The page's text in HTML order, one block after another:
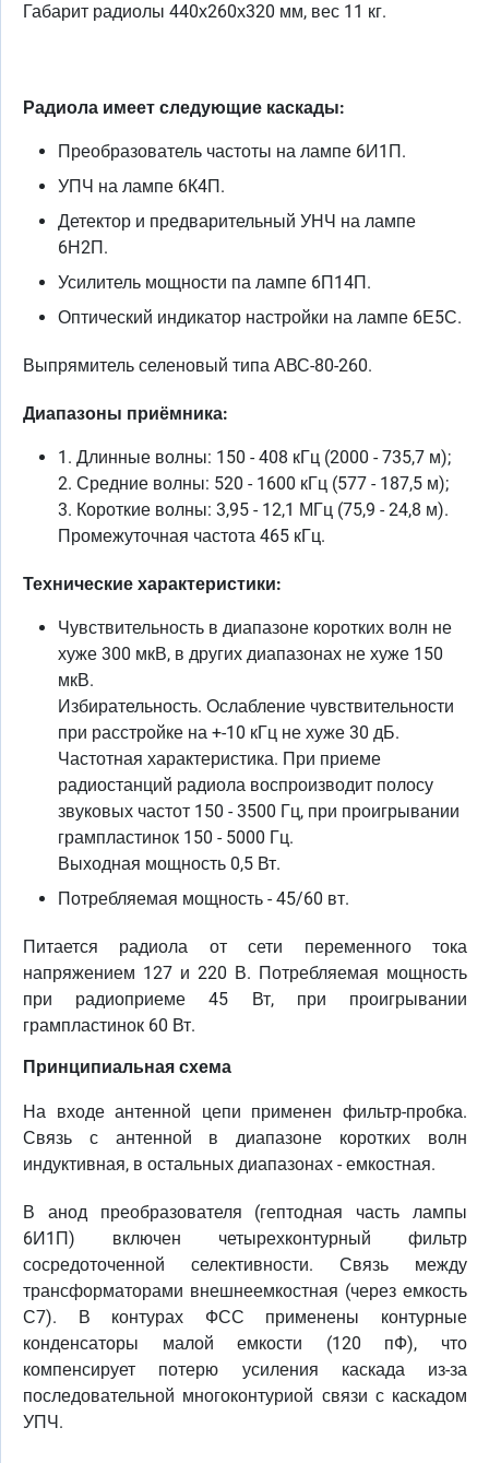
Габарит радиолы 440х260х320 мм, вес 11 кг.
Радиола имеет следующие каскады:
Преобразователь частоты на лампе 6И1П.
УПЧ на лампе 6К4П.
Детектор и предварительный УНЧ на лампе
6Н2П.
Усилитель мощности па лампе 6П14П.
Оптический индикатор настройки на лампе 6Е5С.
Выпрямитель селеновый типа АВС-80-260.
Диапазоны приёмника:
1. Длинные волны: 150 - 408 кГц (2000 - 735,7 м);
2. Средние волны: 520 - 1600 кГц (577 - 187,5 м);
3. Короткие волны: 3,95 - 12,1 МГц (75,9 - 24,8 м).
Промежуточная частота 465 кГц.
Технические характеристики:
Чувствительность в диапазоне коротких волн не
хуже 300 мкВ, в других диапазонах не хуже 150
мкВ.
Избирательность. Ослабление чувствительности
при расстройке на +-10 кГц не хуже 30 дБ.
Частотная характеристика. При приеме
радиостанций радиола воспроизводит полосу
звуковых частот 150 - 3500 Гц, при проигрывании
грампластинок 150 - 5000 Гц.
Выходная мощность 0,5 Вт.
Потребляемая мощность - 45/60 вт.
Питается радиола от сети переменного тока
напряжением 127 и 220 В. Потребляемая мощность
при радиоприеме 45 Вт, при проигрывании
грампластинок 60 Вт.
Принципиальная схема
На входе антенной цепи применен фильтр-пробка.
Связь с антенной в диапазоне коротких волн
индуктивная, в остальных диапазонах - емкостная.
В анод преобразователя (гептодная часть лампы
6И1П) включен четырехконтурный фильтр
сосредоточенной селективности. Связь между
трансформаторами внешнеемкостная (через емкость
С7). В контурах ФСС применены контурные
конденсаторы малой емкости (120 пФ), что
компенсирует потерю усиления каскада из-за
последовательной многоконтуриой связи с каскадом
УПЧ.